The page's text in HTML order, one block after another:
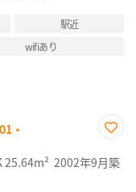
駅近
wifiあり
・
に入
り登
25.64m² 2002年9月築